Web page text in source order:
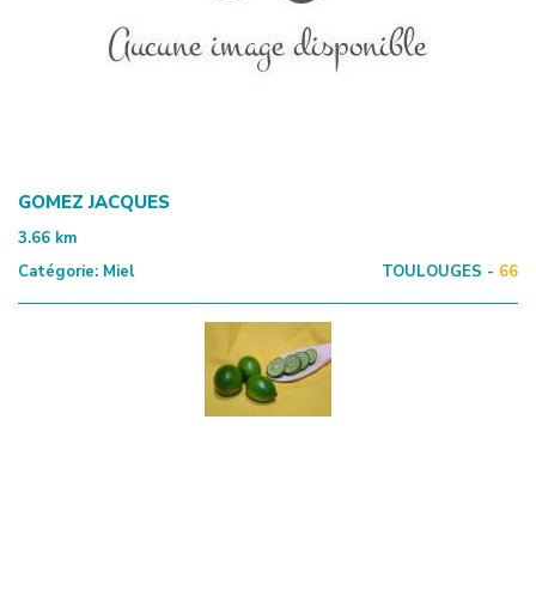
GOMEZ JACQUES
3.66 km
Catégorie: Miel TOULOUGES - 66